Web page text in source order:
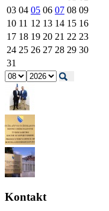
03 04 05 06 07 08 09
10 11 12 13 14 15 16
17 18 19 20 21 22 23
24 25 26 27 28 29 30
31
Kontakt